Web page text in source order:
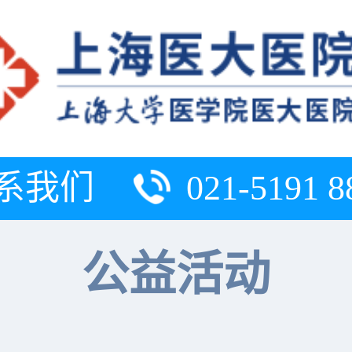
我们 021-5191
公益活动